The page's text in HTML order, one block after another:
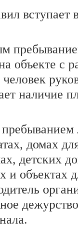
вступает
объекте с
наличие
домах
детских
и объектах
дежурство